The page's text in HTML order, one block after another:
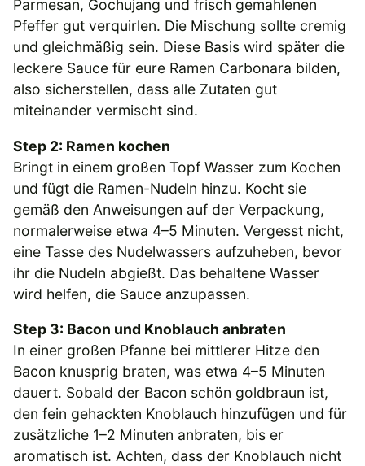
Parmesan, Gochujang und frisch gemahlenen
Pfeffer gut verquirlen. Die Mischung sollte cremig
und gleichmäßig sein. Diese Basis wird später die
leckere Sauce für eure Ramen Carbonara bilden,
also sicherstellen, dass alle Zutaten gut
miteinander vermischt sind.
Step 2: Ramen kochen
Bringt in einem großen Topf Wasser zum Kochen
und fügt die Ramen-Nudeln hinzu. Kocht sie
gemäß den Anweisungen auf der Verpackung,
normalerweise etwa 4–5 Minuten. Vergesst nicht,
eine Tasse des Nudelwassers aufzuheben, bevor
ihr die Nudeln abgießt. Das behaltene Wasser
wird helfen, die Sauce anzupassen.
Step 3: Bacon und Knoblauch anbraten
In einer großen Pfanne bei mittlerer Hitze den
Bacon knusprig braten, was etwa 4–5 Minuten
dauert. Sobald der Bacon schön goldbraun ist,
den fein gehackten Knoblauch hinzufügen und für
zusätzliche 1–2 Minuten anbraten, bis er
aromatisch ist. Achten, dass der Knoblauch nicht